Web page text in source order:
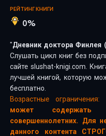
РЕЙТИНГ КНИГИ
0%
"Дневник доктора Финлея
Слушать цикл книг без
сайте slushat-knigi.com.
лучшей книгой, которую
бесплатно.
Возрастные ограничения:
может содержать
совершеннолетних. Для
данного контента